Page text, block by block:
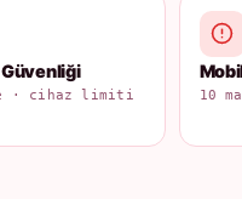
· cihaz limiti 10